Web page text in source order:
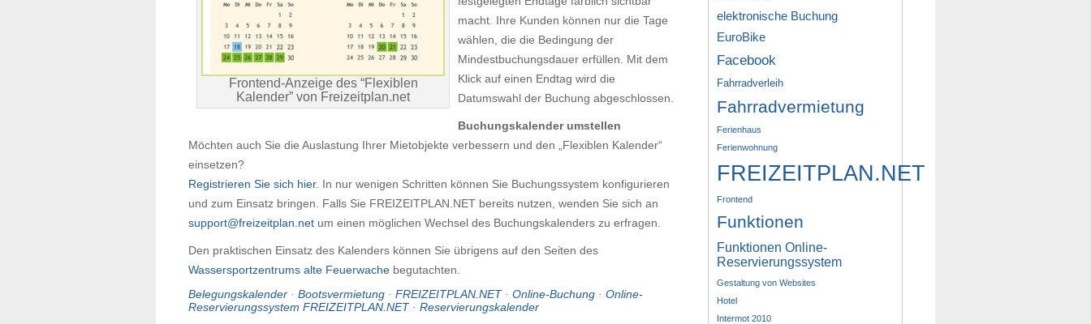
elektronische Buchung
EuroBike
Facebook
Fahrradverleih
Fahrradvermietung
Ferienhaus
Ferienwohnung
FREIZEITPLAN.NET
Frontend
Funktionen
Funktionen Online-
Reservierungssystem
Gestaltung von Websites
Hotel
Intermot 2010
Frontend-Anzeige des “Flexiblen
Kalender” von Freizeitplan.net
macht. Ihre Kunden können nur die Tage
wählen, die die Bedingung der
Mindestbuchungsdauer erfüllen. Mit dem
Klick auf einen Endtag wird die
Datumswahl der Buchung abgeschlossen.
Buchungskalender umstellen
Möchten auch Sie die Auslastung Ihrer Mietobjekte verbessern und den „Flexiblen Kalender“
einsetzen?
Registrieren Sie sich hier. In nur wenigen Schritten können Sie Buchungssystem konfigurieren
und zum Einsatz bringen. Falls Sie FREIZEITPLAN.NET bereits nutzen, wenden Sie sich an
support@freizeitplan.net um einen möglichen Wechsel des Buchungskalenders zu erfragen.
Den praktischen Einsatz des Kalenders können Sie übrigens auf den Seiten des
Wassersportzentrums alte Feuerwache begutachten.
Belegungskalender · Bootsvermietung · FREIZEITPLAN.NET· Online-Buchung · Online-
Reservierungssystem FREIZEITPLAN.NET· Reservierungskalender